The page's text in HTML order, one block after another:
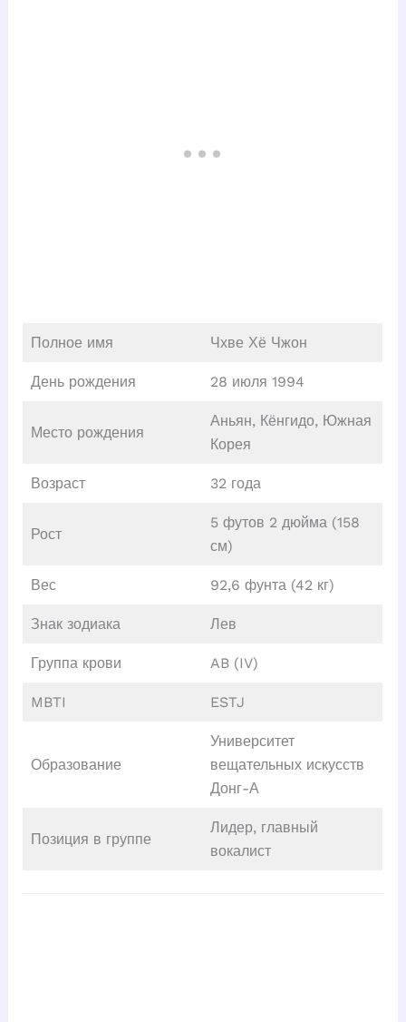
Полное имя Чхве Хё Чжон
День рождения 28 июля 1994
Место рождения
Аньян, Кёнгидо, Южная
Корея
Возраст 32 года
Рост
5 футов 2 дюйма (158
см)
Вес 92,6 фунта (42 кг)
Знак зодиака Лев
Группа крови AB (IV)
MBTI ESTJ
Образование
Университет
вещательных искусств
Донг-А
Позиция в группе
Лидер, главный
вокалист